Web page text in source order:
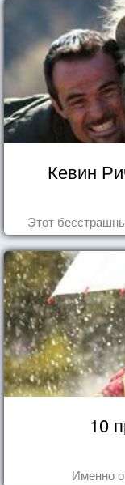
Кевин
Этот
10
Именно